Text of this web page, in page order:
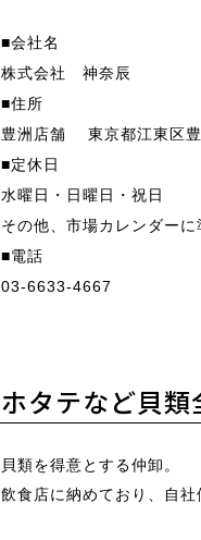
■会社名
株式会社 神奈辰
■住所
豊洲店舗 東京都江東区
■定休日
水曜日・日曜日・祝日
その他、市場カレンダーに
■電話
03-6633-4667
ホタテなど貝類
貝類を得意とする仲卸。
飲食店に納めており、自